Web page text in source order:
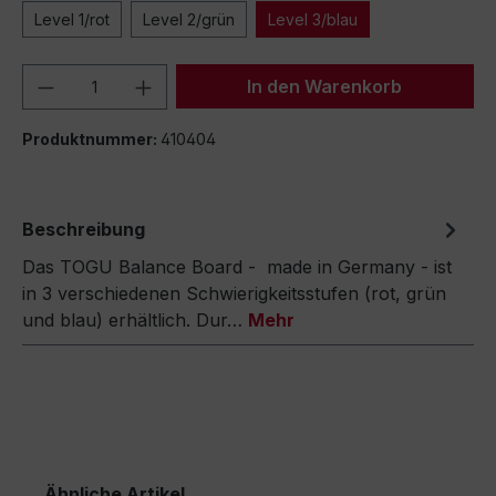
Level 1/rot Level 2/grün Level 3/blau
Produkt Anzahl: Gib denIn den Warenkorb
Produktnummer: 410404
Beschreibung
Das TOGU Balance Board - made in Germany - ist
in 3 verschiedenen Schwierigkeitsstufen (rot, grün
und blau) erhältlich. Dur… Mehr